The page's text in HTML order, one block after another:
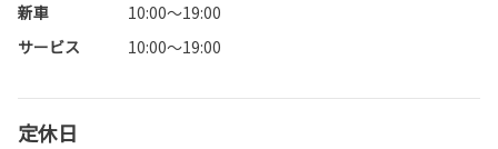
新車
10:00～19:00
サービス
10:00～19:00
定休日